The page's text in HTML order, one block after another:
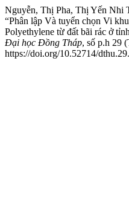
Nguyễn, Thị Pha, Thị Yến Nhi
“Phân lập Và tuyển chọn Vi
Polyethylene từ đất bãi rác ở
Đại học Đồng Tháp, số p.h 29
https://doi.org/10.52714/